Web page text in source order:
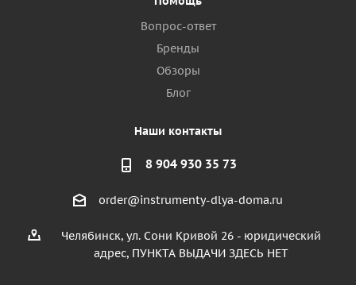
Вопрос-ответ
Бренды
Обзоры
Блог
Наши контакты
8 904 930 35 73
order@instrumenty-dlya-doma.ru
Челябинск, ул. Сони Кривой 26 - юридический
адрес, ПУНКТА ВЫДАЧИ ЗДЕСЬ НЕТ